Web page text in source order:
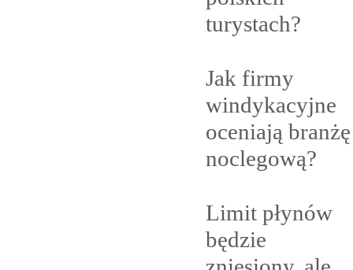
turystach?
Jak firmy
windykacyjne
oceniają branżę
noclegową?
Limit płynów
będzie